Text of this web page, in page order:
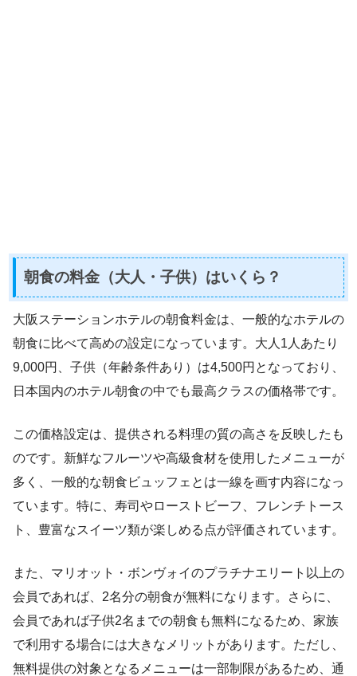
朝食の料金（大人・子供）はいくら？
大阪ステーションホテルの朝食料金は、一般的なホテルの
朝食に比べて高めの設定になっています。大人1人あたり
9,000円、子供（年齢条件あり）は4,500円となっており、
日本国内のホテル朝食の中でも最高クラスの価格帯です。
この価格設定は、提供される料理の質の高さを反映したも
のです。新鮮なフルーツや高級食材を使用したメニューが
多く、一般的な朝食ビュッフェとは一線を画す内容になっ
ています。特に、寿司やローストビーフ、フレンチトース
ト、豊富なスイーツ類が楽しめる点が評価されています。
また、マリオット・ボンヴォイのプラチナエリート以上の
会員であれば、2名分の朝食が無料になります。さらに、
会員であれば子供2名までの朝食も無料になるため、家族
で利用する場合には大きなメリットがあります。ただし、
無料提供の対象となるメニューは一部制限があるため、通